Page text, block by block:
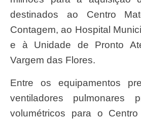
destinados ao Centro
Contagem, ao Hospital
e à Unidade de Pronto
Vargem das Flores.
Entre os equipamentos previstos estão 12
ventiladores pulmonares
volumétricos para o